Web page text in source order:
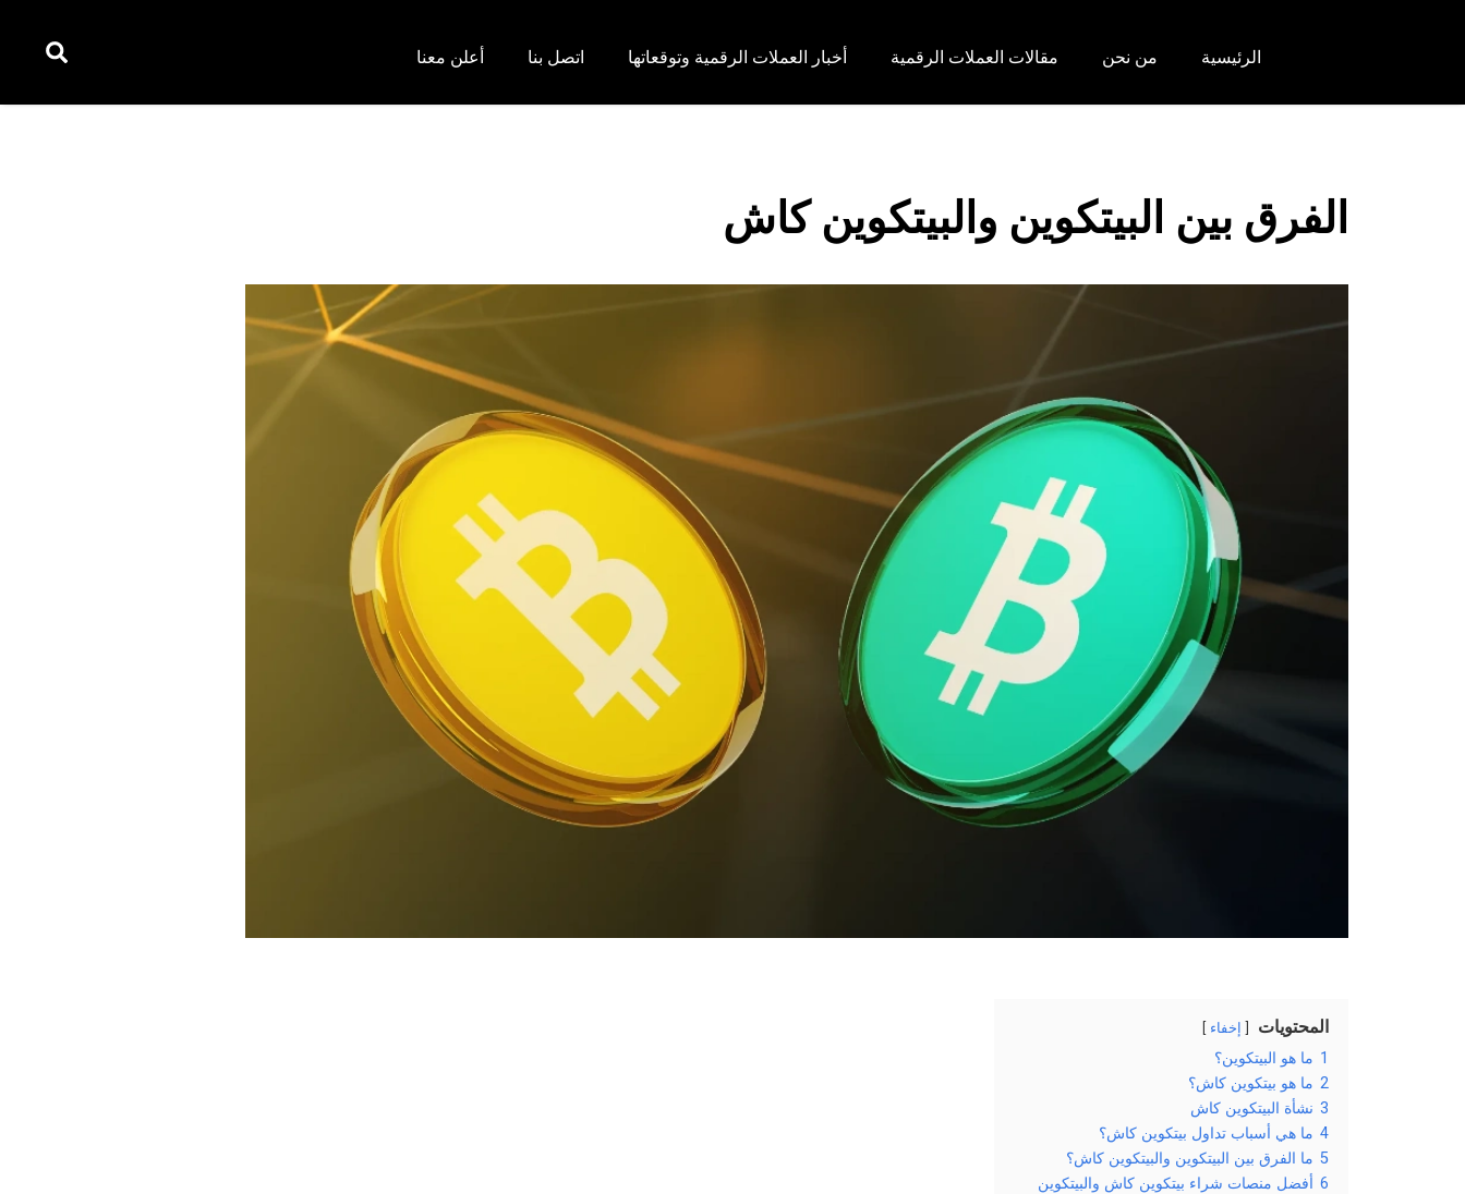
الرئيسية من نحن مقالات العملات الرقمية أخبار العملات الرقمية وتوقعاتها اتصل بنا أعلن معنا
الفرق بين البيتكوين والبيتكوين كاش
المحتويات إخفاء
1 ما هو البيتكوين؟
2 ما هو بيتكوين كاش؟
3 نشأة البيتكوين كاش
4 ما هي أسباب تداول بيتكوين كاش؟
5 ما الفرق بين البيتكوين والبيتكوين كاش؟
6 أفضل منصات شراء بيتكوين كاش والبيتكوين